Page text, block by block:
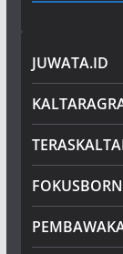
JUWATA.ID